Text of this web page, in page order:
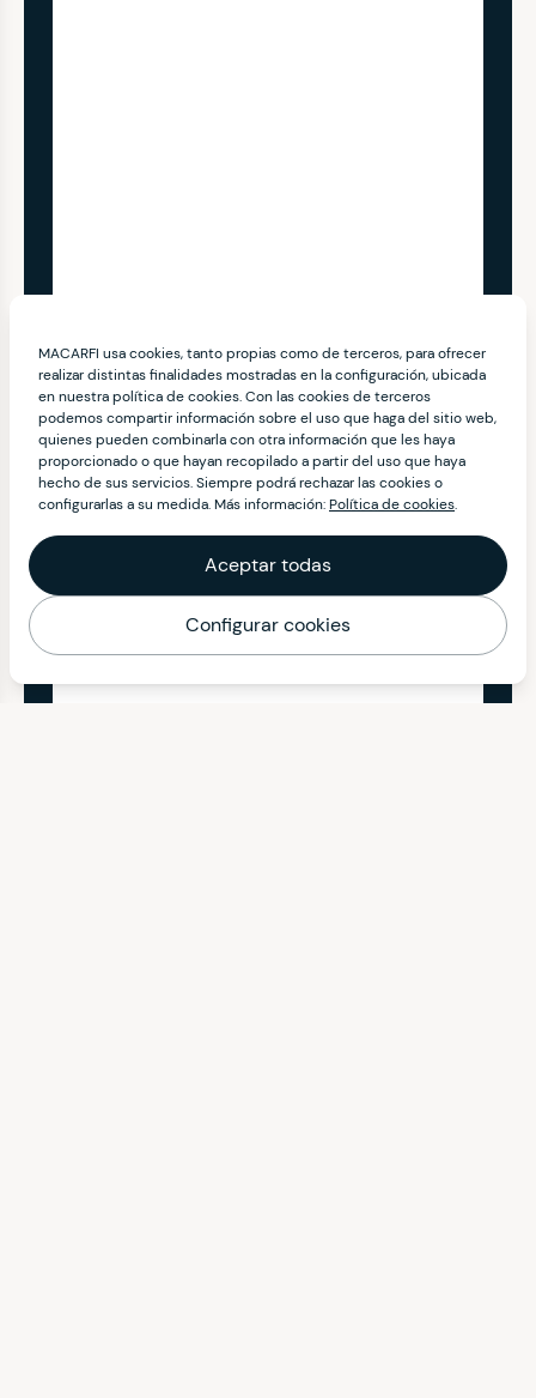
MACARFI usa cookies, tanto propias como de terceros, para ofrecer
realizar distintas finalidades mostradas en la configuración, ubicada
en nuestra política de cookies. Con las cookies de terceros
podemos compartir información sobre el uso que haga del sitio web,
quienes pueden combinarla con otra información que les haya
proporcionado o que hayan recopilado a partir del uso que haya
hecho de sus servicios. Siempre podrá rechazar las cookies o
configurarlas a su medida. Más información:Política de cookies.
Aceptar todas
Configurar cookies